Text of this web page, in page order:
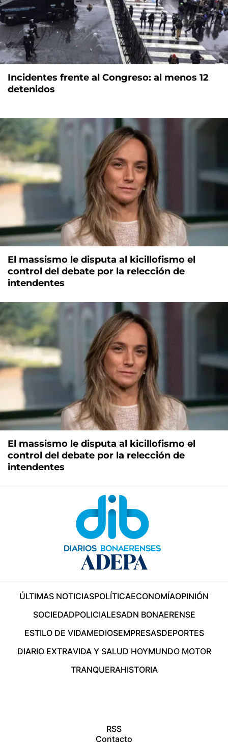
Incidentes frente al Congreso: al menos 12
detenidos
El massismo le disputa al kicillofismo el
control del debate por la relección de
intendentes
El massismo le disputa al kicillofismo el
control del debate por la relección de
intendentes
ÚLTIMAS NOTICIASPOLÍTICAECONOMÍAOPINIÓN
SOCIEDADPOLICIALESADN BONAERENSE
ESTILO DE VIDAMEDIOSEMPRESASDEPORTES
DIARIO EXTRAVIDA Y SALUD HOYMUNDO MOTOR
TRANQUERAHISTORIA
RSS
Contacto